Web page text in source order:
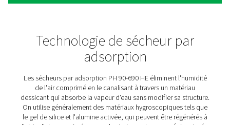
690 HE
La gamme de sécheurs par adsorption PH 90-690 HE de
Pneumatech offre une efficacité et une durabilité
offrant à ses clients un faible coût de possession et des
performances fiables. Conçue avec un dessicant
SoliDes breveté innovant, cette gamme garantit un
optimal et une faible perte de charge, ce qui en fait l'un
sécheurs les plus efficaces actuellement disponibles.